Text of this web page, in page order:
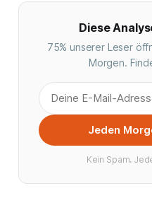
Diese
75% unserer Leser
Morgen.
Jeden
Kein Spam.